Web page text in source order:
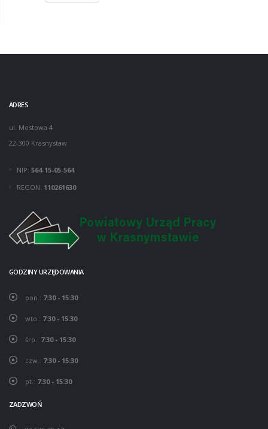
ADRES
ul. Mostowa 4
22-300 Krasnystaw
NIP: 564-15-05-564
REGON: 110261630
GODZINY URZĘDOWANIA
pon.: 7:30 - 15:30
wto.: 7:30 - 15:30
śro.: 7:30 - 15:30
czw.: 7:30 - 15:30
pt.: 7:30 - 15:30
ZADZWOŃ